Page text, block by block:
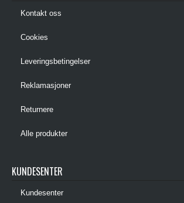
Kontakt oss
Cookies
Leveringsbetingelser
Reklamasjoner
Returnere
Alle produkter
KUNDESENTER
Kundesenter